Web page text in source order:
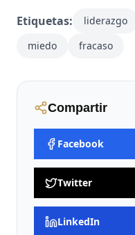
Compartir
Facebook
Twitter
LinkedIn
Etiquetas: liderazgo
miedo
fracaso